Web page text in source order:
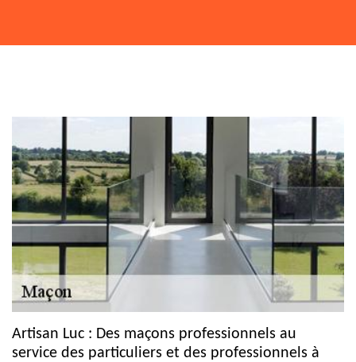
Artisan Luc : Des maçons professionnels au
service des particuliers et des professionnels à